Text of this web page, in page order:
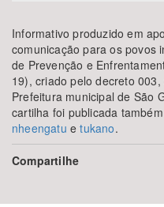
Informativo produzido em
comunicação para os povos
de Prevenção e
19), criado pelo decreto
Prefeitura municipal de São
cartilha foi publicada
nheengatu etukano.
Compartilhe